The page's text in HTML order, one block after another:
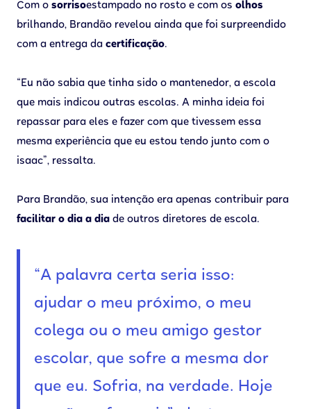
Com o sorrisoestampado no rosto e com os olhos
brilhando, Brandão revelou ainda que foi surpreendido
com a entrega da certificação.
“Eu não sabia que tinha sido o mantenedor, a escola
que mais indicou outras escolas. A minha ideia foi
repassar para eles e fazer com que tivessem essa
mesma experiência que eu estou tendo junto com o
isaac”, ressalta.
Para Brandão, sua intenção era apenas contribuir para
facilitar o dia a dia de outros diretores de escola.
“A palavra certa seria isso:
ajudar o meu próximo, o meu
colega ou o meu amigo gestor
escolar, que sofre a mesma dor
que eu. Sofria, na verdade. Hoje